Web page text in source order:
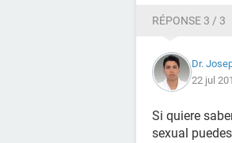
RÉPONSE 3 / 3
Dr.
22 jul
Si quiere
sexual